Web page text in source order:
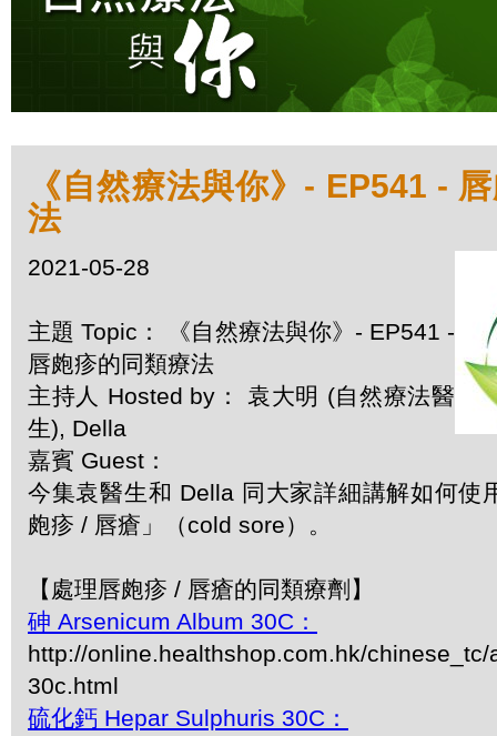
《自然療法與你》- EP541 -
法
2021-05-28
主題 Topic： 《自然療法與你》- EP541 -
唇皰疹的同類療法
主持人 Hosted by： 袁大明 (自然療法醫
生), Della
嘉賓 Guest：
今集袁醫生和 Della 同大家詳細講解如何使
皰疹 / 唇瘡」（cold sore）。
【處理唇皰疹 / 唇瘡的同類療劑】
砷 Arsenicum Album 30C：
http://online.healthshop.com.hk/
30c.html
硫化鈣 Hepar Sulphuris 30C：